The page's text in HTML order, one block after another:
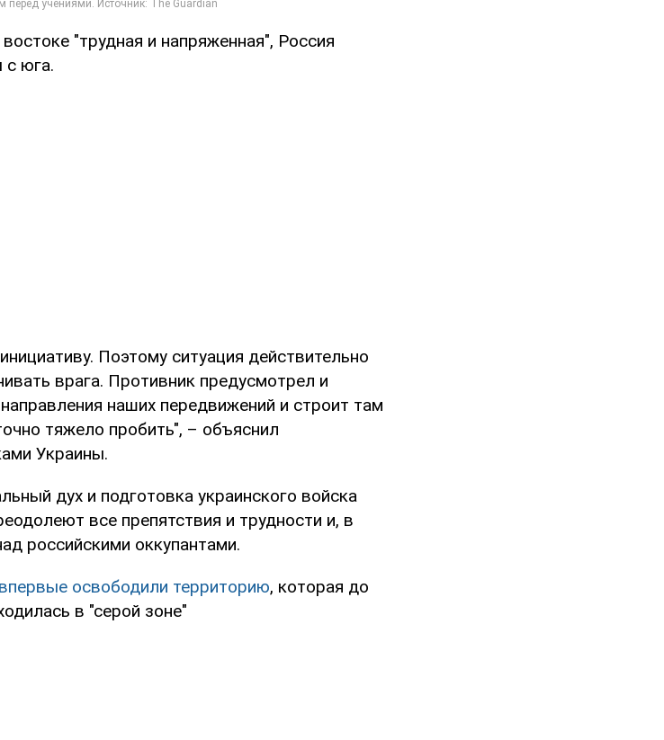
"трудная и напряженная", Россия
с юга.
Поэтому ситуация действительно
врага. Противник предусмотрел и
наших передвижений и строит там
тяжело пробить", – объяснил
Украины.
дух и подготовка украинского войска
все препятствия и трудности и, в
российскими оккупантами.
освободили территорию, которая до
в "серой зоне"